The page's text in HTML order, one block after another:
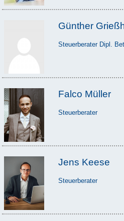
Günther
Steuerberater Dipl.
Falco Müller
Steuerberater
Jens Keese
Steuerberater